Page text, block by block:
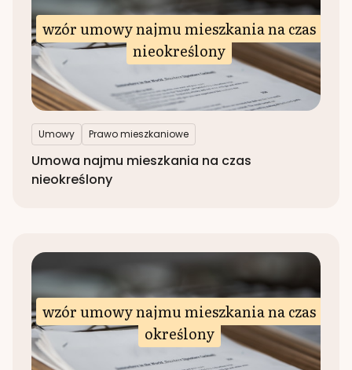
wzór umowy najmu mieszkania na czas
nieokreślony
Umowy Prawo mieszkaniowe
Umowa najmu mieszkania na czas
nieokreślony
wzór umowy najmu mieszkania na czas
określony